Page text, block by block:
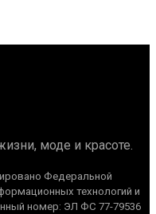
моде и красоте.
Федеральной
технологий и
номер: ЭЛ ФС 77-79536